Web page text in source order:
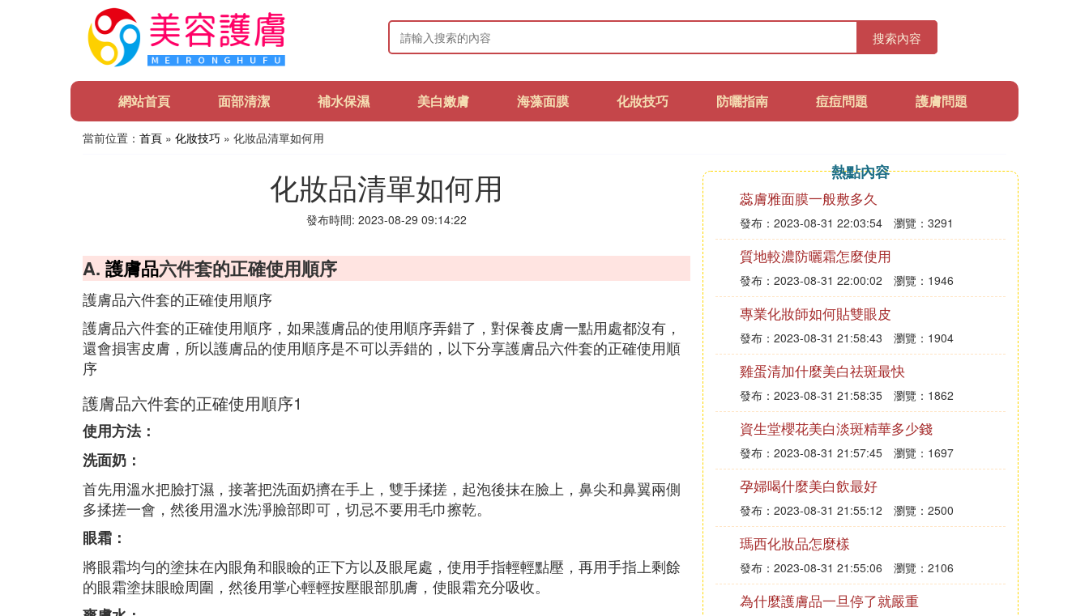
搜索內容
網站首頁 面部清潔 補水保濕 美白嫩膚 海藻面膜 化妝技巧 防曬指南 痘痘問題 護膚問題
當前位置： 首頁 » 化妝技巧 » 化妝品清單如何用
化妝品清單如何用
發布時間: 2023-08-29 09:14:22
A. 護膚品六件套的正確使用順序
護膚品六件套的正確使用順序
護膚品六件套的正確使用順序，如果護膚品的使用順序弄錯了，對保養皮膚一點用處都沒有，
還會損害皮膚，所以護膚品的使用順序是不可以弄錯的，以下分享護膚品六件套的正確使用順
序
護膚品六件套的正確使用順序1
使用方法：
洗面奶：
首先用溫水把臉打濕，接著把洗面奶擠在手上，雙手揉搓，起泡後抹在臉上，鼻尖和鼻翼兩側
多揉搓一會，然後用溫水洗凈臉部即可，切忌不要用毛巾擦乾。
眼霜：
將眼霜均勻的塗抹在內眼角和眼瞼的正下方以及眼尾處，使用手指輕輕點壓，再用手指上剩餘
的眼霜塗抹眼瞼周圍，然後用掌心輕輕按壓眼部肌膚，使眼霜充分吸收。
熱點內容
蕊膚雅面膜一般敷多久
發布：2023-08-31 22:03:54 瀏覽：3291
質地較濃防曬霜怎麼使用
發布：2023-08-31 22:00:02 瀏覽：1946
專業化妝師如何貼雙眼皮
發布：2023-08-31 21:58:43 瀏覽：1904
雞蛋清加什麼美白祛斑最快
發布：2023-08-31 21:58:35 瀏覽：1862
資生堂櫻花美白淡斑精華多少錢
發布：2023-08-31 21:57:45 瀏覽：1697
孕婦喝什麼美白飲最好
發布：2023-08-31 21:55:12 瀏覽：2500
瑪西化妝品怎麼樣
發布：2023-08-31 21:55:06 瀏覽：2106
為什麼護膚品一旦停了就嚴重